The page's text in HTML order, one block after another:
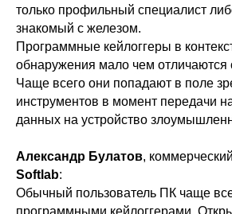
только профильный специалист
знакомый с железом.
Программные кейлоггеры в
обнаружения мало чем отличаются
Чаще всего они попадают в поле
инструментов в момент передачи
данных на устройство
Александр Булатов,
Softlab:
Обычный пользователь ПК чаще